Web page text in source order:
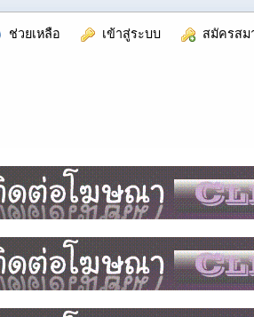
ช่วยเหลือ เข้าสู่ระบบ สมัครสม